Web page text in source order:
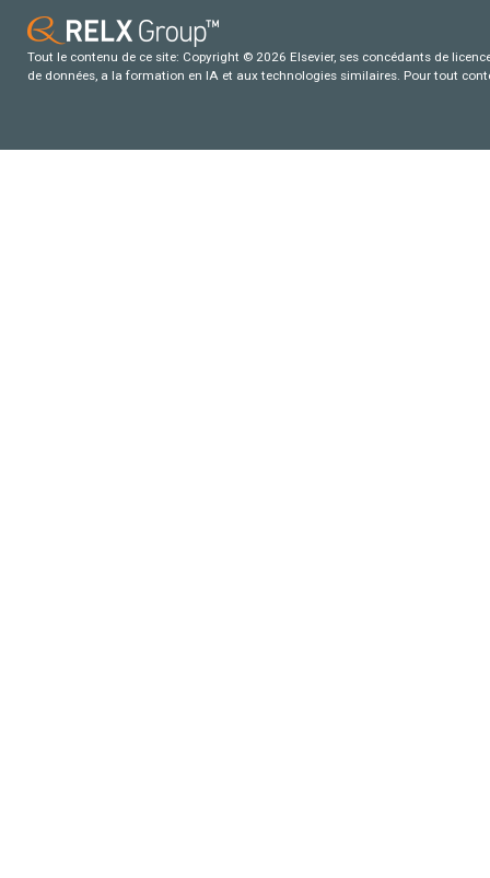
Tout le contenu de ce site: Copyright © 2026 Elsevier, ses concédants de
de données, a la formation en IA et aux technologies similaires. Pour tout